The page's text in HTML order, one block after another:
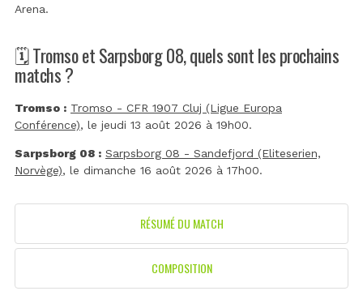
Arena.
🗓️ Tromso et Sarpsborg 08, quels sont les prochains
matchs ?
Tromso : Tromso - CFR 1907 Cluj (Ligue Europa
Conférence), le jeudi 13 août 2026 à 19h00.
Sarpsborg 08 : Sarpsborg 08 - Sandefjord (Eliteserien,
Norvège), le dimanche 16 août 2026 à 17h00.
RÉSUMÉ DU MATCH
COMPOSITION